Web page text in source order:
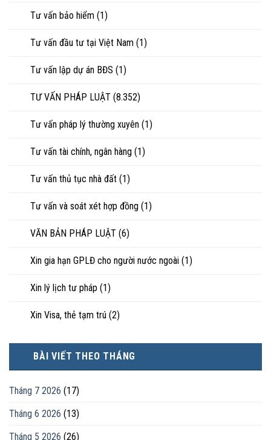
Tư vấn bảo hiểm (1)
Tư vấn đầu tư tại Việt Nam (1)
Tư vấn lập dự án BĐS (1)
TƯ VẤN PHÁP LUẬT (8.352)
Tư vấn pháp lý thường xuyên (1)
Tư vấn tài chính, ngân hàng (1)
Tư vấn thủ tục nhà đất (1)
Tư vấn và soát xét hợp đồng (1)
VĂN BẢN PHÁP LUẬT (6)
Xin gia hạn GPLĐ cho người nước ngoài (1)
Xin lý lịch tư pháp (1)
Xin Visa, thẻ tạm trú (2)
BÀI VIẾT THEO THÁNG
Tháng 7 2026 (17)
Tháng 6 2026 (13)
Tháng 5 2026 (26)